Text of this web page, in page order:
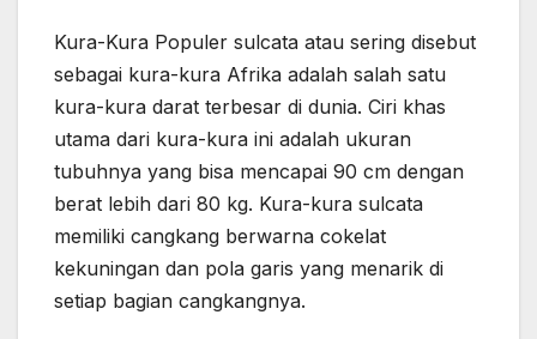
Kura-Kura Populer sulcata atau sering disebut
sebagai kura-kura Afrika adalah salah satu
kura-kura darat terbesar di dunia. Ciri khas
utama dari kura-kura ini adalah ukuran
tubuhnya yang bisa mencapai 90 cm dengan
berat lebih dari 80 kg. Kura-kura sulcata
memiliki cangkang berwarna cokelat
kekuningan dan pola garis yang menarik di
setiap bagian cangkangnya.